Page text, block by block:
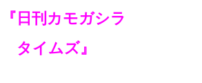
『日刊カモガシラ
タイムズ』